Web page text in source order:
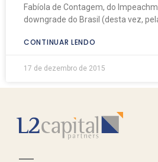
Fabíola de Contagem, do
downgrade do Brasil (desta vez,
CONTINUAR LENDO
17 de dezembro de 2015